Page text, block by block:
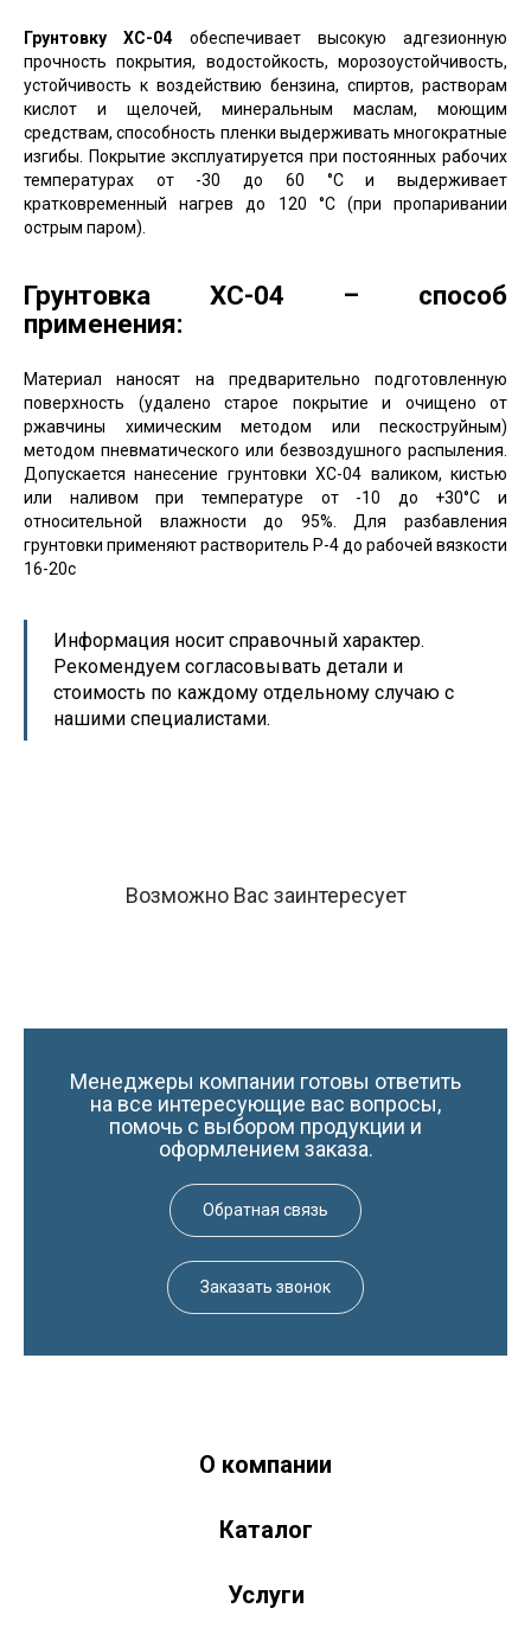
Грунтовку ХС-04обеспечивает высокую адгезионную
прочность покрытия, водостойкость, морозоустойчивость,
устойчивость к воздействию бензина, спиртов, растворам
кислот и щелочей, минеральным маслам, моющим
средствам, способность пленки выдерживать многократные
изгибы. Покрытие эксплуатируется при постоянных рабочих
температурах от -30 до 60 °С и выдерживает
кратковременный нагрев до 120 °С (при пропаривании
острым паром).
Грунтовка ХС-04 – способ
применения:
Материал наносят на предварительно подготовленную
поверхность (удалено старое покрытие и очищено от
ржавчины химическим методом или пескоструйным)
методом пневматического или безвоздушного распыления.
Допускается нанесение грунтовки ХС-04 валиком, кистью
или наливом при температуре от -10 до +30°С и
относительной влажности до 95%. Для разбавления
грунтовки применяют растворитель Р-4 до рабочей вязкости
16-20с
Информация носит справочный характер.
Рекомендуем согласовывать детали и
стоимость по каждому отдельному случаю с
нашими специалистами.
Возможно Вас заинтересует
Менеджеры компании готовы ответить
на все интересующие вас вопросы,
помочь с выбором продукции и
оформлением заказа.
Обратная связь
Заказать звонок
О компании
Каталог
Услуги